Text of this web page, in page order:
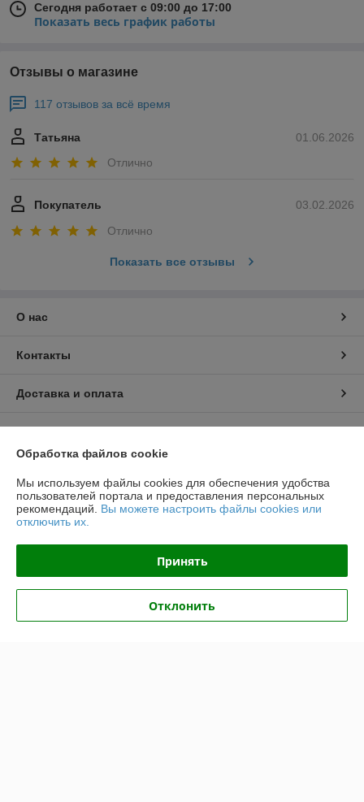
Сегодня работает с 09:00 до 17:00
Показать весь график работы
Отзывы о магазине
117 отзывов за всё время
01.06.2026
Татьяна
Отлично
03.02.2026
Покупатель
Отлично
Показать все отзывы
О нас
Контакты
Доставка и оплата
График работы
Политика обработки cookies
Сайт создан на платформе Deal.by
Юридическое лицо:ООО «ФЛАЙ-МЭН»
Обработка файлов cookie
Мы используем файлы cookies для обеспечения удобства
пользователей портала и предоставления персональных
рекомендаций. Вы можете настроить файлы cookies или
отключить их.
Принять
Отклонить